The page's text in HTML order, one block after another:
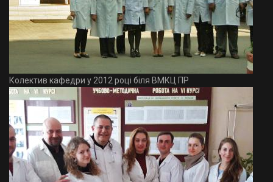
Колектив кафедри у 2012 році біля ВМКЦ ПР